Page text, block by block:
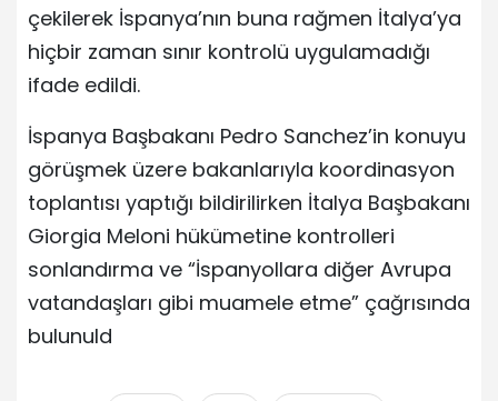
çekilerek İspanya’nın buna rağmen İtalya’ya
hiçbir zaman sınır kontrolü uygulamadığı
ifade edildi.
İspanya Başbakanı Pedro Sanchez’in konuyu
görüşmek üzere bakanlarıyla koordinasyon
toplantısı yaptığı bildirilirken İtalya Başbakanı
Giorgia Meloni hükümetine kontrolleri
sonlandırma ve “İspanyollara diğer Avrupa
vatandaşları gibi muamele etme” çağrısında
bulunuld